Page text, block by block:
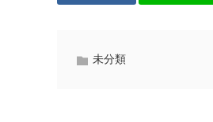
未分類